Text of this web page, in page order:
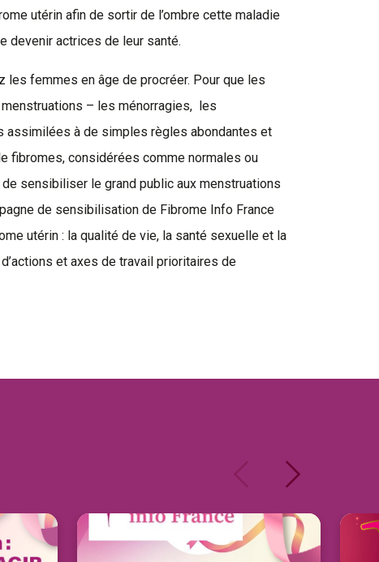
utérin afin de sortir de l’ombre cette maladie
devenir actrices de leur santé.
les femmes en âge de procréer. Pour que les
– les ménorragies, les
assimilées à de simples règles abondantes et
fibromes, considérées comme normales ou
sensibiliser le grand public aux menstruations
de sensibilisation de Fibrome Info France
utérin : la qualité de vie, la santé sexuelle et la
et axes de travail prioritaires de